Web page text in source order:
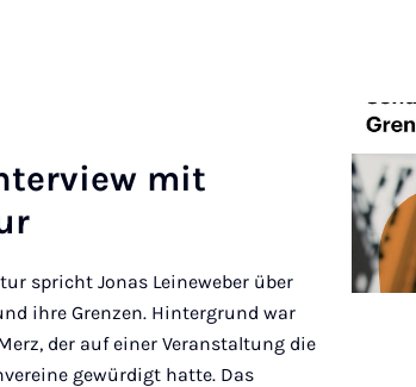
mit
spricht Jonas Leineweber über
ihre Grenzen. Hintergrund war
der auf einer Veranstaltung die
gewürdigt hatte. Das